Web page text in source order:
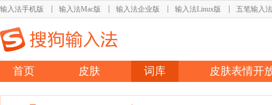
输入法手机版 输入法Mac版 输入法企业版 输入法Linux版 五笔输入法
首页 皮肤 词库 皮肤表情开